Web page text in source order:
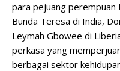
para pejuang
Bunda Teresa di India,
Leymah Gbowee di
perkasa yang
berbagai sektor